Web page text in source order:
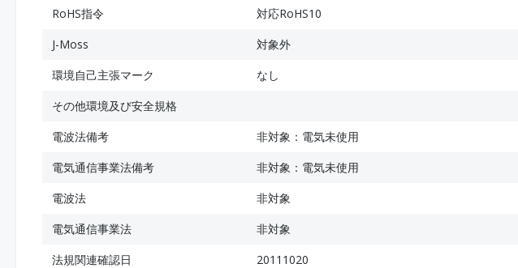
RoHS指令
対応RoHS10
J-Moss
対象外
環境自己主張マーク
なし
その他環境及び安全規格
電波法備考
非対象：電気未使用
電気通信事業法備考
非対象：電気未使用
電波法
非対象
電気通信事業法
非対象
法規関連確認日
20111020